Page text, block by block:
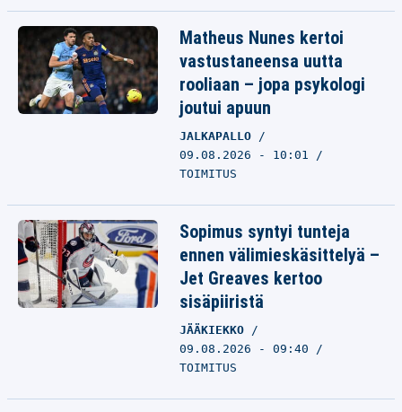
Matheus Nunes kertoi
vastustaneensa uutta
rooliaan – jopa psykologi
joutui apuun
JALKAPALLO
09.08.2026 - 10:01
TOIMITUS
Sopimus syntyi tunteja
ennen välimieskäsittelyä –
Jet Greaves kertoo
sisäpiiristä
JÄÄKIEKKO
09.08.2026 - 09:40
TOIMITUS